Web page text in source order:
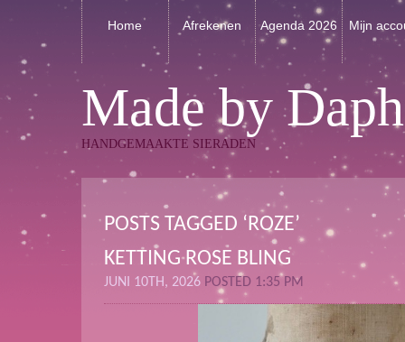
Home Afrekenen Agenda 2026 Mijn
Made by
HANDGEMAAKTE SIERADEN
POSTS TAGGED ‘ROZE’
KETTING ROSE BLING
JUNI 10TH, 2026 POSTED 1:35 PM